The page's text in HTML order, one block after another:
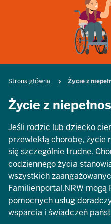
Breadcrumb
Strona główna Życie z
Życie z
Jeśli rodzic lub dziecko
przewlekłą chorobę, życie
się szczególnie trudne.
codziennego życia
wszystkich
Familienportal.NRW mogą
pomocnych usług
wsparcia i świadczeń